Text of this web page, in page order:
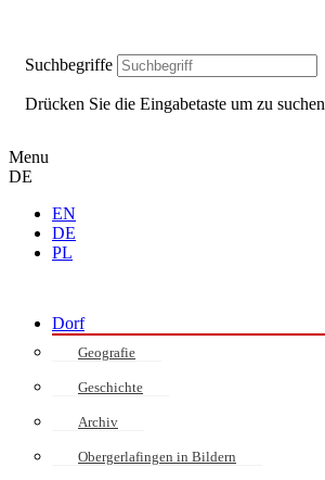
Suchbegriffe
Drücken Sie die Eingabetaste um zu suchen
Menu
DE
EN
DE
PL
Dorf
Geografie
Geschichte
Archiv
Obergerlafingen in Bildern